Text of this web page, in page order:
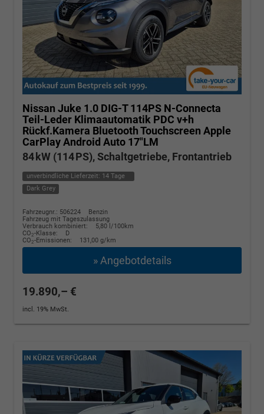
Nissan Juke 1.0 DIG-T 114PS N-Connecta
Teil-Leder Klimaautomatik PDC v+h
Rückf.Kamera Bluetooth Touchscreen Apple
CarPlay Android Auto 17"LM
84 kW (114 PS), Schaltgetriebe, Frontantrieb
unverbindliche Lieferzeit: 14 Tage
Dark Grey
Fahrzeugnr.: 506224
Benzin
Fahrzeug mit Tageszulassung
Verbrauch kombiniert:
5,80 l/100km
CO2-Klasse:
D
CO2-Emissionen: 131,00 g/km
» Angebotdetails
19.890,– €
incl. 19% MwSt.